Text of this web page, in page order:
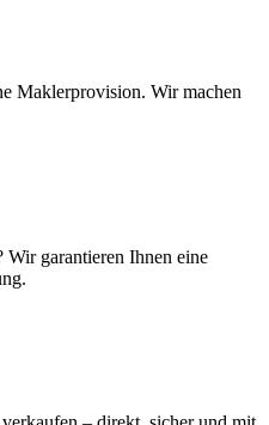
Maklerprovision. Wir machen
garantieren Ihnen eine